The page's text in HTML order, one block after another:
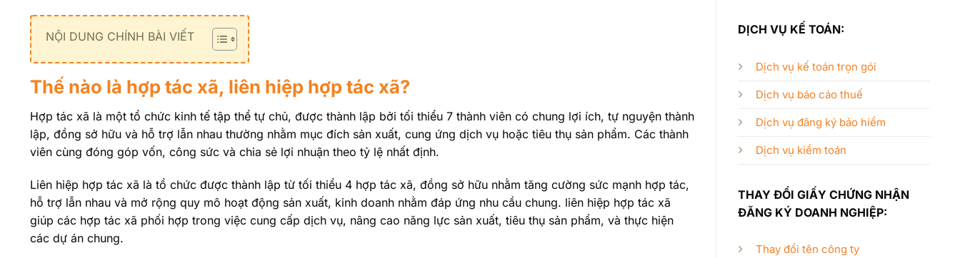
NỘI DUNG CHÍNH BÀI VIẾT
Thế nào là hợp tác xã, liên hiệp hợp tác xã?
Hợp tác xã là một tổ chức kinh tế tập thể tự chủ, được thành lập bởi tối thiểu 7 thành viên có chung lợi ích, tự nguyện thành
lập, đồng sở hữu và hỗ trợ lẫn nhau thường nhằm mục đích sản xuất, cung ứng dịch vụ hoặc tiêu thụ sản phẩm. Các thành
viên cùng đóng góp vốn, công sức và chia sẻ lợi nhuận theo tỷ lệ nhất định.
Liên hiệp hợp tác xã là tổ chức được thành lập từ tối thiểu 4 hợp tác xã, đồng sở hữu nhằm tăng cường sức mạnh hợp tác,
hỗ trợ lẫn nhau và mở rộng quy mô hoạt động sản xuất, kinh doanh nhằm đáp ứng nhu cầu chung. liên hiệp hợp tác xã
giúp các hợp tác xã phối hợp trong việc cung cấp dịch vụ, nâng cao năng lực sản xuất, tiêu thụ sản phẩm, và thực hiện
các dự án chung.
DỊCH VỤ KẾ TOÁN:
Dịch vụ kế toán trọn gói
Dịch vụ báo cáo thuế
Dịch vụ đăng ký bảo hiểm
Dịch vụ kiểm toán
THAY ĐỔI GIẤY CHỨNG NHẬN
ĐĂNG KÝ DOANH NGHIỆP:
Thay đổi tên công ty